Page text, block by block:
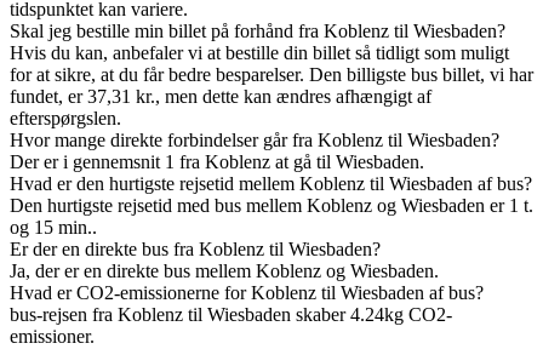
tidspunktet kan variere.
Skal jeg bestille min billet på forhånd fra Koblenz til Wiesbaden?
Hvis du kan, anbefaler vi at bestille din billet så tidligt som muligt
for at sikre, at du får bedre besparelser. Den billigste bus billet, vi har
fundet, er 37,31 kr., men dette kan ændres afhængigt af
efterspørgslen.
Hvor mange direkte forbindelser går fra Koblenz til Wiesbaden?
Der er i gennemsnit 1 fra Koblenz at gå til Wiesbaden.
Hvad er den hurtigste rejsetid mellem Koblenz til Wiesbaden af bus?
Den hurtigste rejsetid med bus mellem Koblenz og Wiesbaden er 1 t.
og 15 min..
Er der en direkte bus fra Koblenz til Wiesbaden?
Ja, der er en direkte bus mellem Koblenz og Wiesbaden.
Hvad er CO2-emissionerne for Koblenz til Wiesbaden af bus?
bus-rejsen fra Koblenz til Wiesbaden skaber 4.24kg CO2-
emissioner.